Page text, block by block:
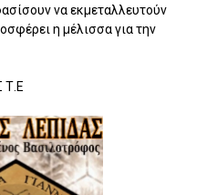
να εκμεταλλευτούν
η μέλισσα για την
Τ.Ε